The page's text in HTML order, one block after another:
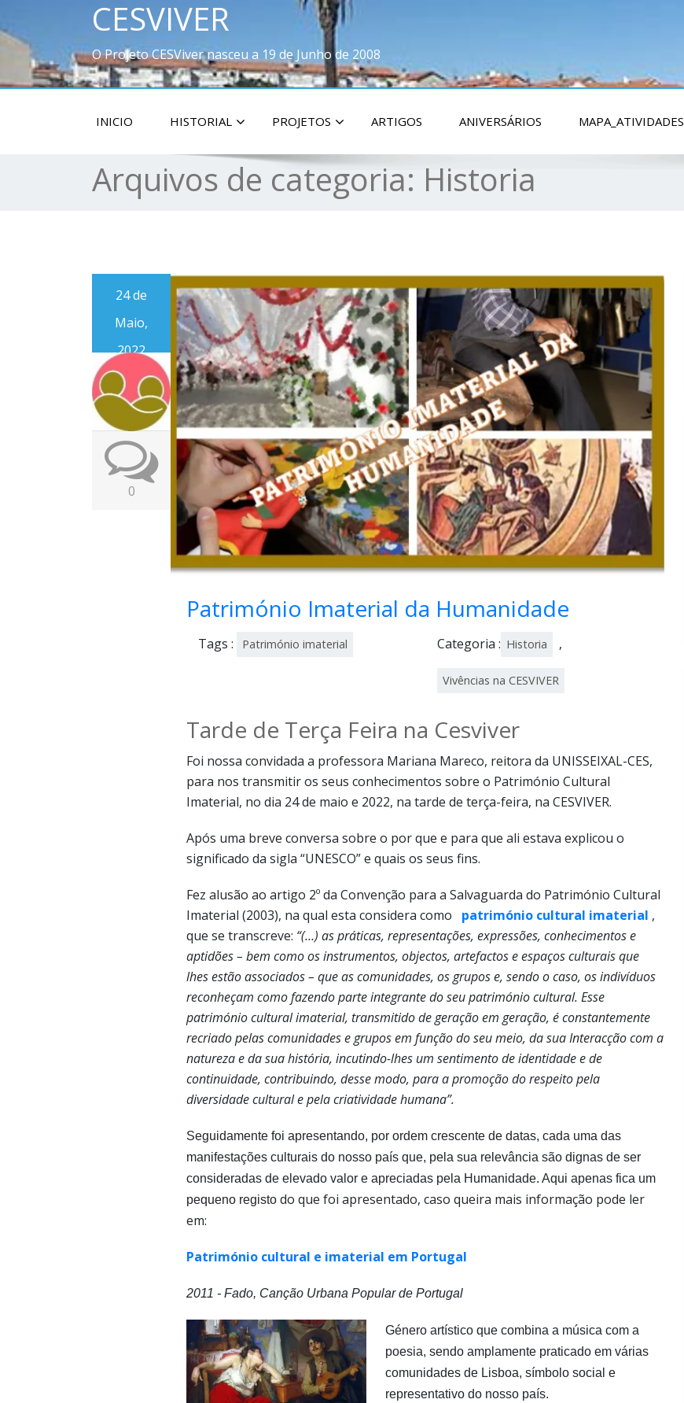
CESVIVER
O Projeto CESViver nasceu a 19 de Junho de 2008
INICIO HISTORIAL PROJETOS ARTIGOS ANIVERSÁRIOS MAPA_ATIVIDADES
Arquivos de categoria: Historia
24 de
Maio,
2022
0
Património Imaterial da Humanidade
Tags : Património imaterial Categoria : Historia ,
Vivências na CESVIVER
Tarde de Terça Feira na Cesviver
Foi nossa convidada a professora Mariana Mareco, reitora da UNISSEIXAL-CES,
para nos transmitir os seus conhecimentos sobre o Património Cultural
Imaterial, no dia 24 de maio e 2022, na tarde de terça-feira, na CESVIVER.
Após uma breve conversa sobre o por que e para que ali estava explicou o
significado da sigla “UNESCO” e quais os seus fins.
Fez alusão ao artigo 2º da Convenção para a Salvaguarda do Património Cultural
Imaterial (2003), na qual esta considera como património cultural imaterial ,
que se transcreve: “(…) as práticas, representações, expressões, conhecimentos e
aptidões – bem como os instrumentos, objectos, artefactos e espaços culturais que
lhes estão associados – que as comunidades, os grupos e, sendo o caso, os indivíduos
reconheçam como fazendo parte integrante do seu património cultural. Esse
património cultural imaterial, transmitido de geração em geração, é constantemente
recriado pelas comunidades e grupos em função do seu meio, da sua Interacção com a
natureza e da sua história, incutindo-lhes um sentimento de identidade e de
continuidade, contribuindo, desse modo, para a promoção do respeito pela
diversidade cultural e pela criatividade humana”.
Seguidamente foi apresentando, por ordem crescente de datas, cada uma das
manifestações culturais do nosso país que, pela sua relevância são dignas de ser
consideradas de elevado valor e apreciadas pela Humanidade. Aqui apenas fica um
pequeno registo do que foi apresentado, caso queira mais informação pode ler
em:
Património cultural e imaterial em Portugal
2011 - Fado, Canção Urbana Popular de Portugal
Género artístico que combina a música com a
poesia, sendo amplamente praticado em várias
comunidades de Lisboa, símbolo social e
representativo do nosso país.